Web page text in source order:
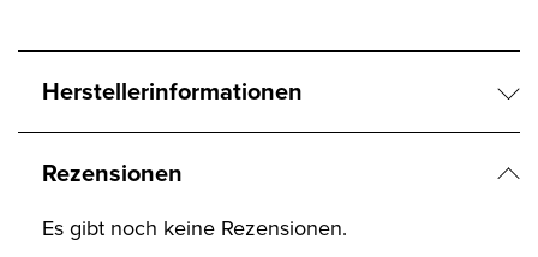
Herstellerinformationen
Rezensionen
Es gibt noch keine Rezensionen.